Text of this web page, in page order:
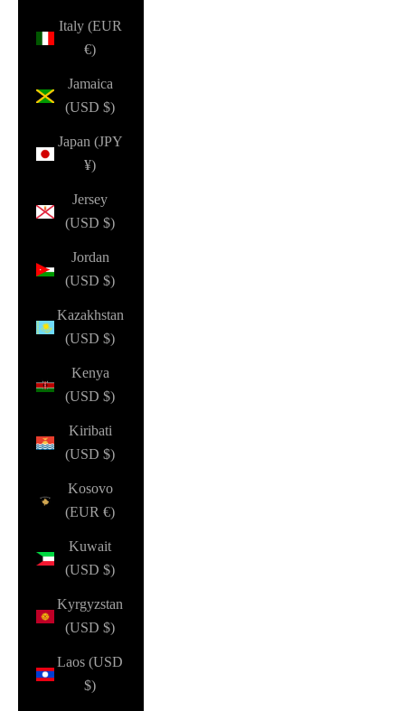
Italy (EUR
€)
Jamaica
(USD $)
Japan (JPY
¥)
Jersey
(USD $)
Jordan
(USD $)
Kazakhstan
(USD $)
Kenya
(USD $)
Kiribati
(USD $)
Kosovo
(EUR €)
Kuwait
(USD $)
Kyrgyzstan
(USD $)
Laos (USD
$)